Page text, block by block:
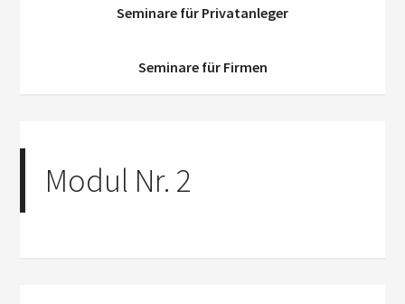
Seminare für Privatanleger
Seminare für Firmen
Modul Nr. 2